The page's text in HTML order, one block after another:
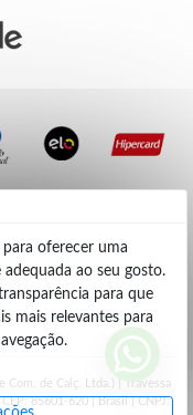
oferecer uma
adequada ao seu gosto.
para que
mais relevantes para
de Calç. Ltda.) | Travessa
85601-620 | Brasil | CNPJ: